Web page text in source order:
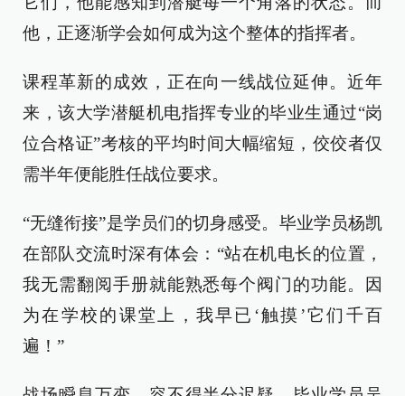
他，正逐渐学会如何成为这个整体的指挥者。
课程革新的成效，正在向一线战位延伸。近年
来，该大学潜艇机电指挥专业的毕业生通过“岗
位合格证”考核的平均时间大幅缩短，佼佼者仅
需半年便能胜任战位要求。
“无缝衔接”是学员们的切身感受。毕业学员杨凯
在部队交流时深有体会：“站在机电长的位置，
我无需翻阅手册就能熟悉每个阀门的功能。因
为在学校的课堂上，我早已‘触摸’它们千百
遍！”